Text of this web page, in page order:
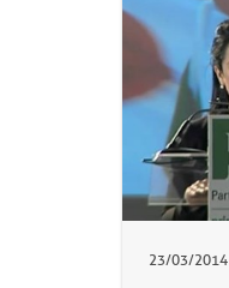
23/03/2014